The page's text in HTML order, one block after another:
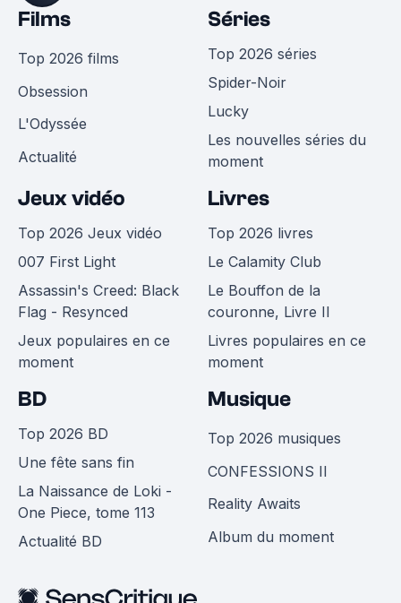
Films
Top 2026 films
Obsession
L'Odyssée
Actualité
Séries
Top 2026 séries
Spider-Noir
Lucky
Les nouvelles séries du
moment
Jeux vidéo
Top 2026 Jeux vidéo
007 First Light
Assassin's Creed: Black
Flag - Resynced
Jeux populaires en ce
moment
Livres
Top 2026 livres
Le Calamity Club
Le Bouffon de la
couronne, Livre II
Livres populaires en ce
moment
BD
Top 2026 BD
Une fête sans fin
La Naissance de Loki -
One Piece, tome 113
Actualité BD
Musique
Top 2026 musiques
CONFESSIONS II
Reality Awaits
Album du moment